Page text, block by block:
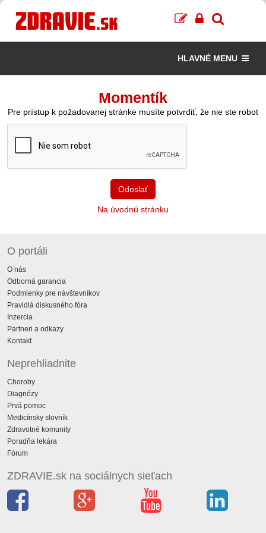
HLAVNÉ MENU
Momentík
Pre prístup k požadovanej stránke musíte potvrdiť, že nie ste robot
Odoslať
Na úvodnú stránku
O portáli
O nás
Odborná garancia
Podmienky pre návštevníkov
Pravidlá diskusného fóra
Inzercia
Partneri a odkazy
Kontakt
Neprehliadnite
Choroby
Diagnózy
Prvá pomoc
Medicínsky slovník
Zdravotné komunity
Poradňa lekára
Fórum
ZDRAVIE.sk na sociálnych sieťach